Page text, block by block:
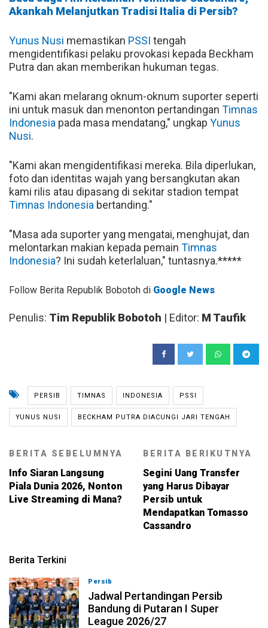
Akankah Melanjutkan Tradisi Italia di Persib?
Yunus Nusi memastikan PSSI tengah
mengidentifikasi pelaku provokasi kepada Beckham
Putra dan akan memberikan hukuman tegas.
"Kami akan melarang oknum-oknum suporter seperti
ini untuk masuk dan menonton pertandingan Timnas
Indonesia pada masa mendatang," ungkap Yunus
Nusi.
"Kami akan mengidentifikasi mereka. Bila diperlukan,
foto dan identitas wajah yang bersangkutan akan
kami rilis atau dipasang di sekitar stadion tempat
Timnas Indonesia bertanding."
"Masa ada suporter yang mengatai, menghujat, dan
melontarkan makian kepada pemain Timnas
Indonesia? Ini sudah keterlaluan," tuntasnya.*****
Follow Berita Republik Bobotoh di Google News
Penulis: Tim Republik Bobotoh | Editor: M Taufik
PERSIB TIMNAS INDONESIA PSSI
YUNUS NUSI BECKHAM PUTRA DIACUNGI JARI TENGAH
BERITA SEBELUMNYA
Info Siaran Langsung
Piala Dunia 2026, Nonton
Live Streaming di Mana?
BERITA BERIKUTNYA
Segini Uang Transfer
yang Harus Dibayar
Persib untuk
Mendapatkan Tomasso
Cassandro
Berita Terkini
Persib
Jadwal Pertandingan Persib
Bandung di Putaran I Super
League 2026/27